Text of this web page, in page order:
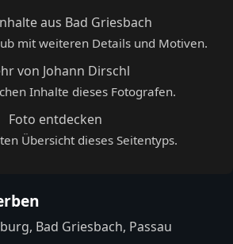
aus Bad Griesbach
mit weiteren Details und Motiven.
von Johann Dirschl
Inhalte dieses Fotografen.
Foto entdecken
Übersicht dieses Seitentyps.
Bad Griesbach, Passau